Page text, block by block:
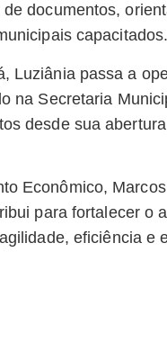
documentos,
capacitados.
Luziânia passa a
na Secretaria
desde sua
Econômico,
para fortalecer o
eficiência e